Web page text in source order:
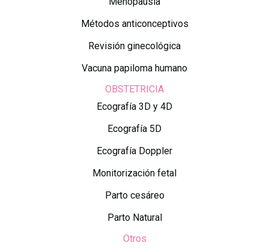
Métodos anticonceptivos
Revisión ginecológica
Vacuna papiloma humano
OBSTETRICIA
Ecografía 3D y 4D
Ecografía 5D
Ecografía Doppler
Monitorización fetal
Parto cesáreo
Parto Natural
Otros